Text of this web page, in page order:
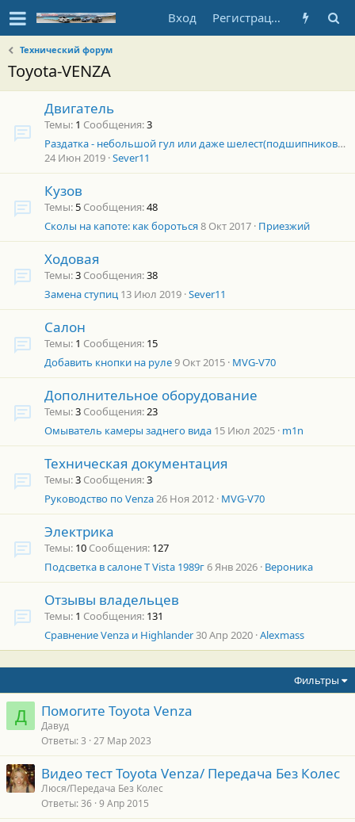
Вход Регистрация
Технический форум
Toyota-VENZA
Двигатель
Темы 1 Сообщения 3
Раздатка - небольшой гул или даже шелест(подшипников в масляном голодании)
24 Июн 2019 Sever11
Кузов
Темы 5 Сообщения 48
Сколы на капоте: как бороться8 Окт 2017 Приезжий
Ходовая
Темы 3 Сообщения 38
Замена ступиц 13 Июл 2019 Sever11
Салон
Темы 1 Сообщения 15
Добавить кнопки на руле9 Окт 2015 MVG-V70
Дополнительное оборудование
Темы 3 Сообщения 23
Омыватель камеры заднего вида 15 Июл 2025 m1n
Техническая документация
Темы 3 Сообщения 3
Руководство по Venza26 Ноя 2012 MVG-V70
Электрика
Темы 10 Сообщения 127
Подсветка в салоне T Vista 1989г6 Янв 2026 Вероника
Отзывы владельцев
Темы 1 Сообщения 131
Сравнение Venza и Highlander30 Апр 2020 Alexmass
Фильтры
Д Помогите Toyota Venza
Давуд
Ответы 3 27 Мар 2023
Видео тест Toyota Venza/ Передача Без Колес
Люся/Передача Без Колес
Ответы 36 9 Апр 2015